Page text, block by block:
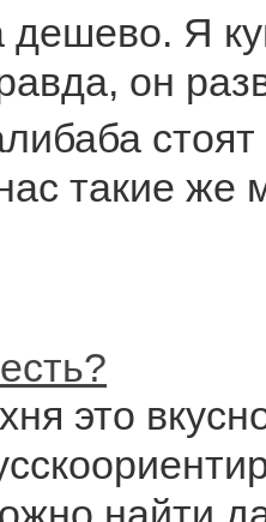
Я
он
такие же
это